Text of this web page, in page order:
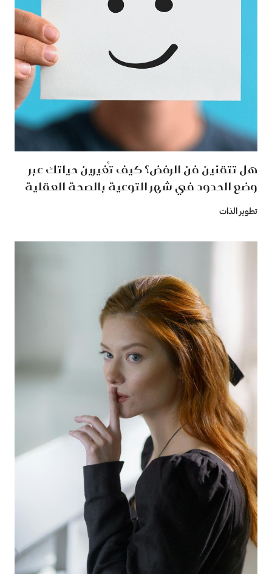
هل تتقنين فن الرفض؟ كيف تُغيرين حياتك عبر
وضع الحدود في شهر التوعية بالصحة العقلية
تطوير الذات